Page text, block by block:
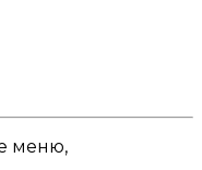
меню,